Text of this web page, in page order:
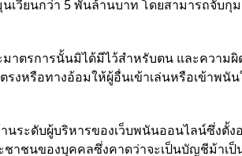
เวียนกว่า 5 พันล้านบาท โดยสามารถจับกุ
าตรการนั้นมิได้มีไว้สำหรับตน และความ
หรือทางอ้อมให้ผู้อื่นเข้าเล่นหรือเข้าพนัน
ระดับผู้บริหารของเว็บพนันออนไลน์ซึ่งตั้ง
าชนของบุคคลซึ่งคาดว่าจะเป็นบัญชีม้าเ